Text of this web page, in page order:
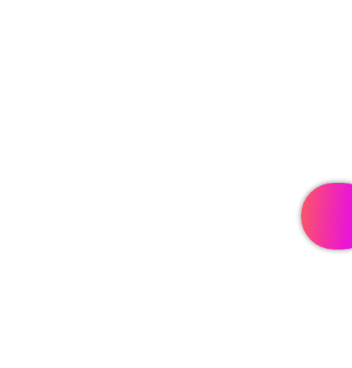
Вставте посилання на відео YouTube або Vimeo